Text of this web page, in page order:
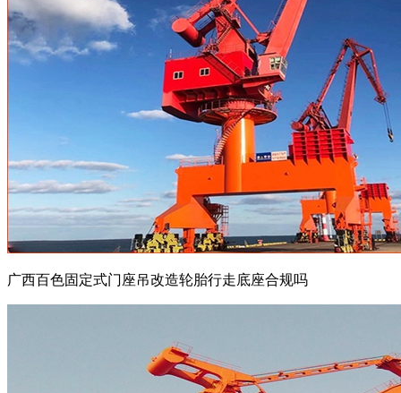
广西百色固定式门座吊改造轮胎行走底座合规吗